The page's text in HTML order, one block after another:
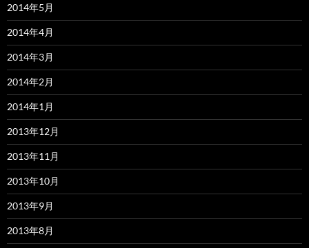
2014年5月
2014年4月
2014年3月
2014年2月
2014年1月
2013年12月
2013年11月
2013年10月
2013年9月
2013年8月